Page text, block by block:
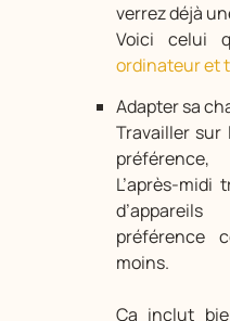
verrez déjà
Voici celui
ordinateur et
Adapter sa
Travailler sur
préférence,
L’après-midi
préférence
moins.
Ça inclut